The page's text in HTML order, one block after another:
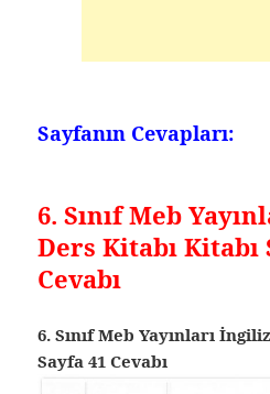
Sayfanın Cevapları:
6. Sınıf Meb
Ders Kitabı Kitabı
Cevabı
6. Sınıf Meb Yayınları
Sayfa 41 Cevabı